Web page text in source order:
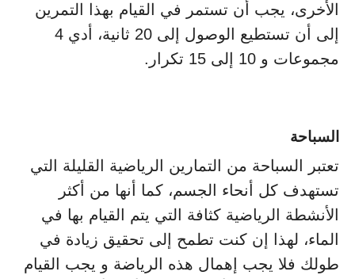
الأخرى، يجب أن تستمر في القيام بهذا التمرين
إلى أن تستطيع الوصول إلى 20 ثانية، أدي 4
مجموعات و 10 إلى 15 تكرار.
السباحة
تعتبر السباحة من التمارين الرياضية القليلة التي
تستهدف كل أنحاء الجسم، كما أنها من أكثر
الأنشطة الرياضية كثافة التي يتم القيام بها في
الماء، لهذا إن كنت تطمح إلى تحقيق زيادة في
طولك فلا يجب إهمال هذه الرياضة و يجب القيام